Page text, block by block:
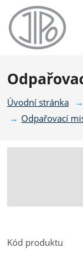
Úvodní stránka
Odpařovací
Kód produktu